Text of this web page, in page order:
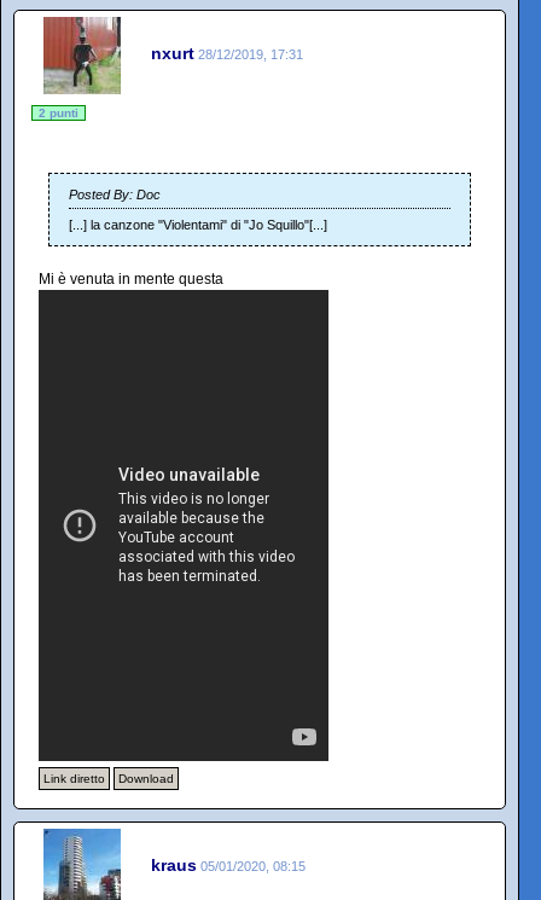
nxurt 28/12/2019, 17:31
2 punti
Posted By: Doc
[...] la canzone "Violentami" di "Jo Squillo"[...]
Mi è venuta in mente questa
Link diretto Download
kraus 05/01/2020, 08:15